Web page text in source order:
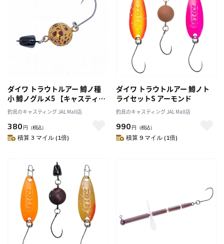
ダイワ トラウトルアー 鱒ノ種
小 鱒ノグルメ5 【キャスティン
グオリジナルカラー】
釣具のキャスティング JAL Mall店
380 円 （税込）
積算 3 マイル (1倍)
ダイワ トラウトルアー 鱒ノト
ライセットS アーモンド
釣具のキャスティング JAL Mall店
990 円 （税込）
積算 9 マイル (1倍)